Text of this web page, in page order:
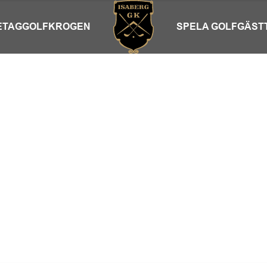
GOLFKROGEN SPELA GOLFGÄST